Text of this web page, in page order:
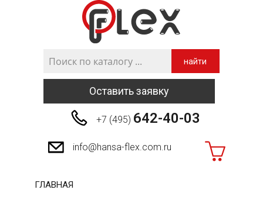
найти
Оставить заявку
+7 (495) 642-40-03
info@hansa-flex.com.ru
ГЛАВНАЯ